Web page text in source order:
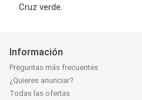
Cruz verde.
Información
Preguntas más frecuentes
¿Quieres anunciar?
Todas las ofertas